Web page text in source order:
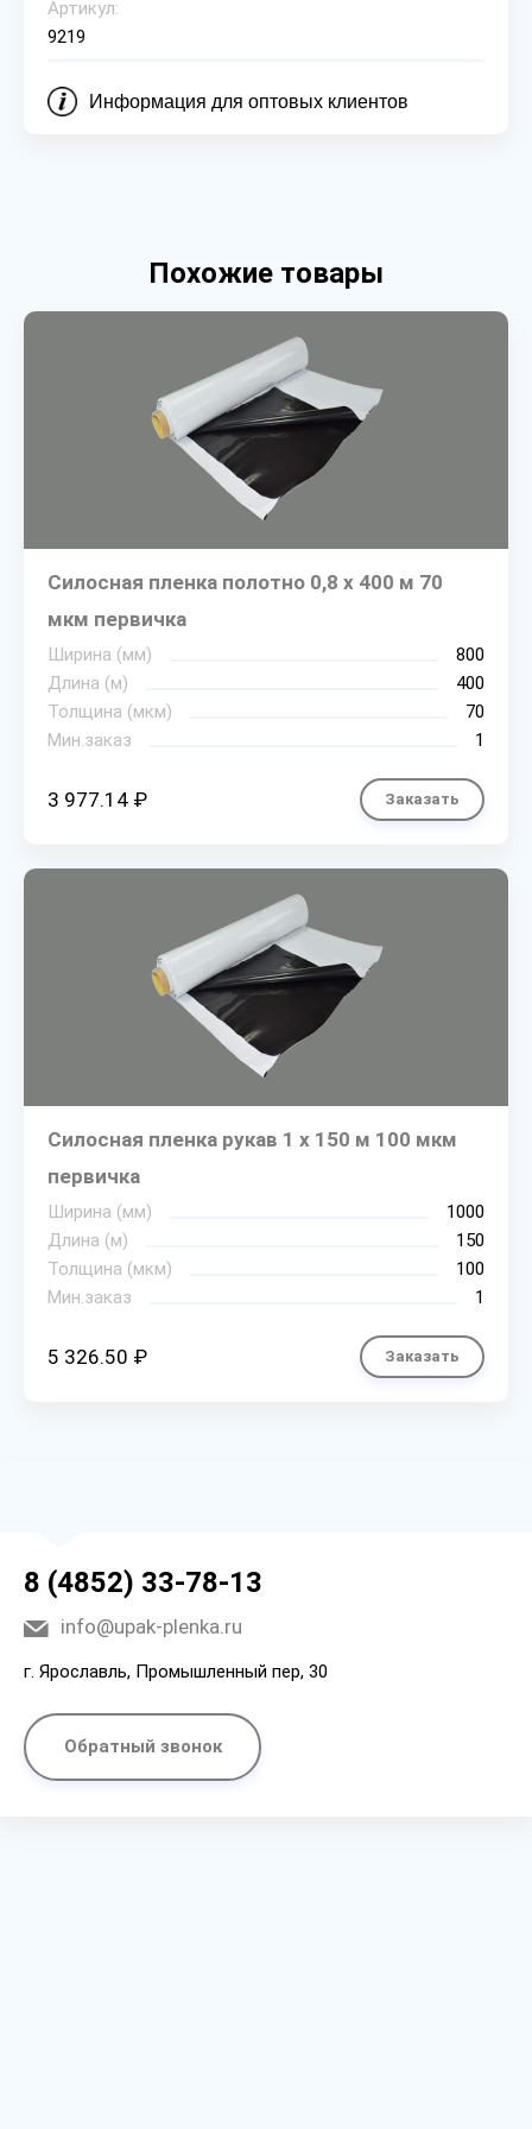
Артикул:
9219
Информация для оптовых клиентов
Похожие товары
Силосная пленка полотно 0,8 х 400 м 70
мкм первичка
Ширина (мм)
800
Длина (м)
400
Толщина (мкм)
70
Мин.заказ
1
3 977.14 ₽ Заказать
Силосная пленка рукав 1 х 150 м 100 мкм
первичка
Ширина (мм)
1000
Длина (м)
150
Толщина (мкм)
100
Мин.заказ
1
5 326.50 ₽ Заказать
8 (4852) 33-78-13
info@upak-plenka.ru
г. Ярославль, Промышленный пер, 30
Обратный звонок